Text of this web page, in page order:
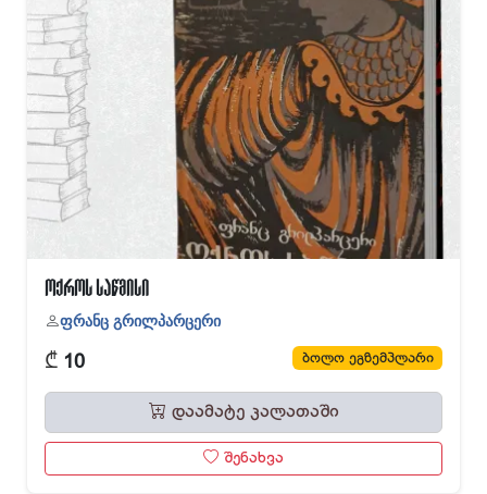
ოქროს საწმისი
ფრანც გრილპარცერი
₾ 10 ბოლო ეგზემპლარი
დაამატე კალათაში
შენახვა